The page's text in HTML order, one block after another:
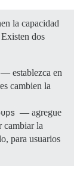
la capacidad
dos
— establezca en
cambien la
— agregue
cambiar la
para usuarios